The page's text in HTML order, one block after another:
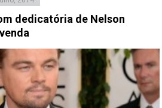
dedicatória de Nelson